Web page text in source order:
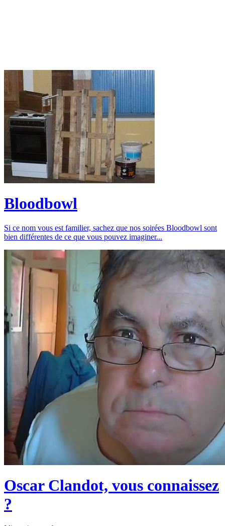
Bloodbowl
Si ce nom vous est familier, sachez que nos soirées Bloodbowl sont
bien différentes de ce que vous pouvez imaginer...
Oscar Clandot, vous connaissez
?